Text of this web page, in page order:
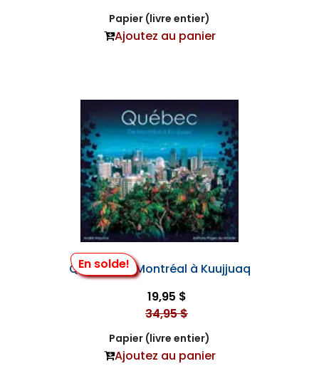
Papier (livre entier)
Ajoutez au panier
En solde!
Québec de Montréal à Kuujjuaq
19,95 $
34,95 $
Papier (livre entier)
Ajoutez au panier